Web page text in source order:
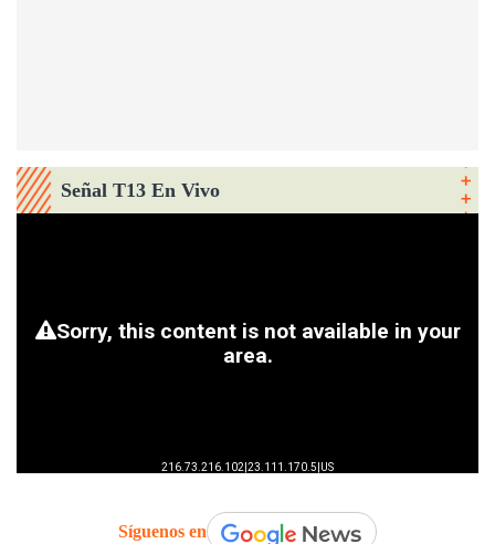
Señal T13 En Vivo
Síguenos en